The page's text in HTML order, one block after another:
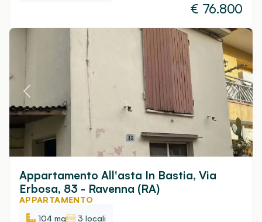
€ 76.800
Appartamento All'asta In Bastia, Via
Erbosa, 83 - Ravenna (RA)
APPARTAMENTO
104 mq
3 locali